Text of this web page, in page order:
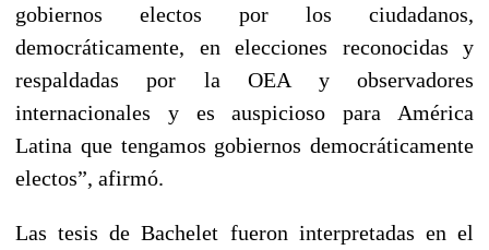
gobiernos electos por los ciudadanos,
democráticamente, en elecciones reconocidas y
respaldadas por la OEA y observadores
internacionales y es auspicioso para América
Latina que tengamos gobiernos democráticamente
electos”, afirmó.
Las tesis de Bachelet fueron interpretadas en el